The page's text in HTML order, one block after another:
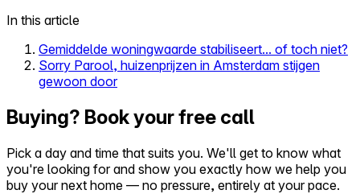
In this article
Gemiddelde woningwaarde stabiliseert... of toch niet?
Sorry Parool, huizenprijzen in Amsterdam stijgen
gewoon door
Buying? Book your free call
Pick a day and time that suits you. We'll get to know what
you're looking for and show you exactly how we help you
buy your next home — no pressure, entirely at your pace.